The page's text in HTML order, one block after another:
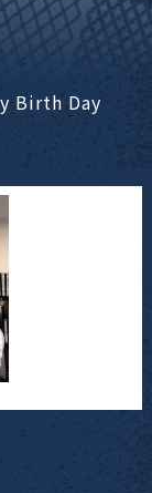
Birth Day